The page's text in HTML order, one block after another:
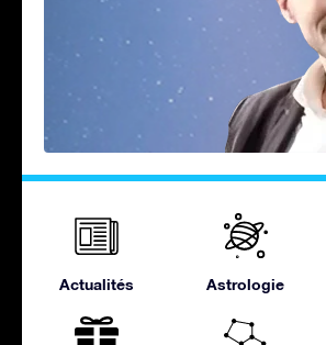
Actualités Astrologie